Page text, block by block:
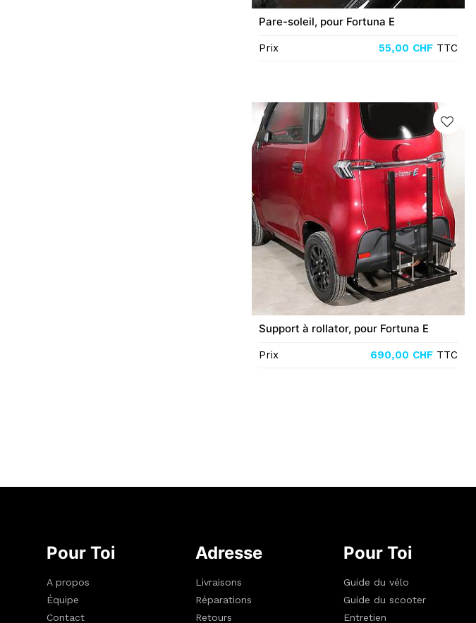
Pare-soleil, pour Fortuna E
Prix 55,00 CHF TTC
Support à rollator, pour Fortuna E
Prix 690,00 CHF TTC
Pour Toi
A propos
Équipe
Contact
Adresse
Livraisons
Réparations
Retours
Pour Toi
Guide du vélo
Guide du scooter
Entretien